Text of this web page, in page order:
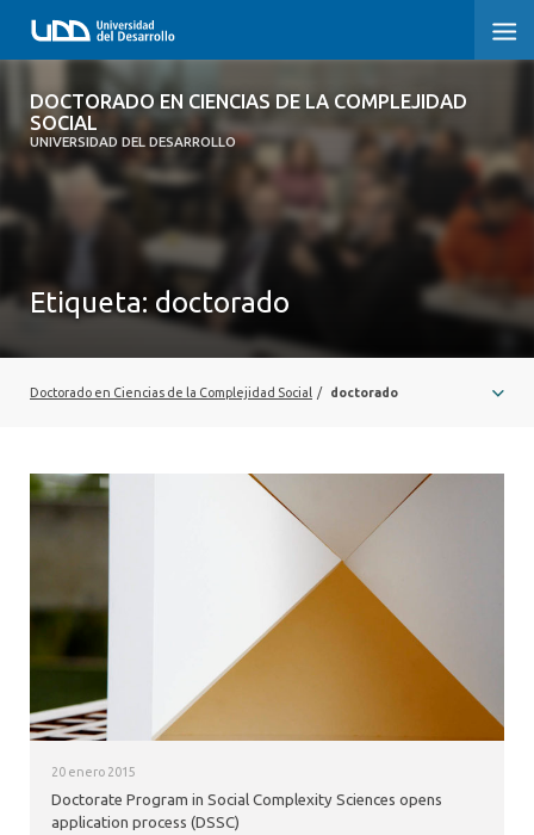
DOCTORADO EN CIENCIAS DE LA COMPLEJIDAD
SOCIAL
UNIVERSIDAD DEL DESARROLLO
DOCTORADO EN CIENCIAS DE LA
COMPLEJIDAD SOCIAL
NOSOTROS
INVESTIGACIÓN
Etiqueta: doctorado
Doctorado en Ciencias de la Complejidad Social / doctorado
20 enero 2015
Doctorate Program in Social Complexity Sciences opens
application process (DSSC)